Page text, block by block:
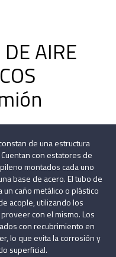
AIRE
de una estructura
con estatores de
montados cada uno
base de acero. El tubo de
caño metálico o plástico
acople, utilizando los
con el mismo. Los
con recubrimiento en
lo que evita la corrosión y
superficial.